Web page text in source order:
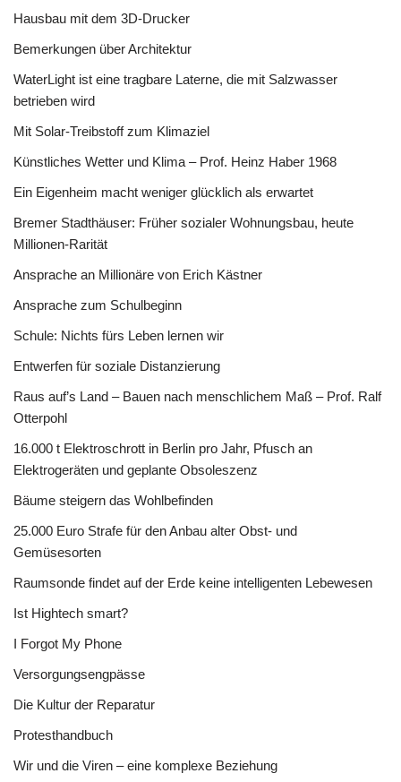
Hausbau mit dem 3D-Drucker
Bemerkungen über Architektur
WaterLight ist eine tragbare Laterne, die mit Salzwasser
betrieben wird
Mit Solar-Treibstoff zum Klimaziel
Künstliches Wetter und Klima – Prof. Heinz Haber 1968
Ein Eigenheim macht weniger glücklich als erwartet
Bremer Stadthäuser: Früher sozialer Wohnungsbau, heute
Millionen-Rarität
Ansprache an Millionäre von Erich Kästner
Ansprache zum Schulbeginn
Schule: Nichts fürs Leben lernen wir
Entwerfen für soziale Distanzierung
Raus auf’s Land – Bauen nach menschlichem Maß – Prof. Ralf
Otterpohl
16.000 t Elektroschrott in Berlin pro Jahr, Pfusch an
Elektrogeräten und geplante Obsoleszenz
Bäume steigern das Wohlbefinden
25.000 Euro Strafe für den Anbau alter Obst- und
Gemüsesorten
Raumsonde findet auf der Erde keine intelligenten Lebewesen
Ist Hightech smart?
I Forgot My Phone
Versorgungsengpässe
Die Kultur der Reparatur
Protesthandbuch
Wir und die Viren – eine komplexe Beziehung